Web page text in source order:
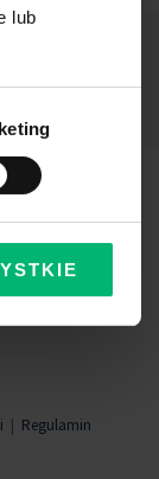
lub
| Regulamin